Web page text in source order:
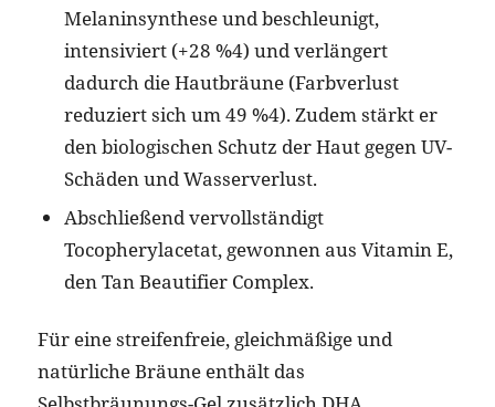
Melaninsynthese und beschleunigt,
intensiviert (+28 %4) und verlängert
dadurch die Hautbräune (Farbverlust
reduziert sich um 49 %4). Zudem stärkt er
den biologischen Schutz der Haut gegen UV-
Schäden und Wasserverlust.
Abschließend vervollständigt
Tocopherylacetat, gewonnen aus Vitamin E,
den Tan Beautifier Complex.
Für eine streifenfreie, gleichmäßige und
natürliche Bräune enthält das